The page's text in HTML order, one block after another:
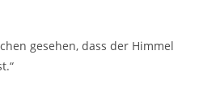
gesehen, dass der Himmel